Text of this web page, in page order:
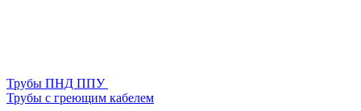
Трубы ПНД ППУ
Трубы с греющим кабелем